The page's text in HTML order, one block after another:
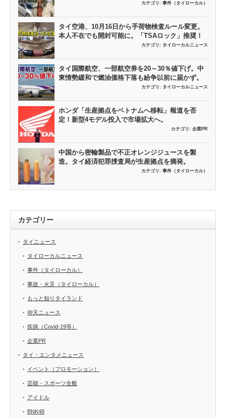
カテゴリ: 事件（タイローカル）
タイ空港、10月16日から手荷物検査ルール変更。
本人不在でも開封可能に。「TSAロック」推奨！
カテゴリ: タイローカルニュース
タイ国際航空、一部航空券を20～30％値下げ。中
東情勢緩和で燃油価格下落も紛争以前に届かず。
カテゴリ: タイローカルニュース
ホンダ「生産拠点をベトナムへ移転」報道を否
定！新型4モデル投入で市場拡大へ。
カテゴリ: 企業PR
中国から密輸製品で不正オレンジジュースを製
造。タイ経済犯罪捜査局が生産拠点を摘発。
カテゴリ: 事件（タイローカル）
カテゴリー
タイニュース
タイローカルニュース
事件（タイローカル）
事故・火災（タイローカル）
もっと知りタイランド
仰天ニュース
疾病（Covid-19等）
企業PR
タイ・エンタメニュース
イベント（プロモーション）
芸能・スポーツ全般
アイドル
BNK48